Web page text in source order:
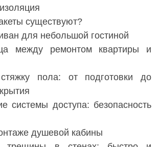
существуют?
для небольшой гостиной
между ремонтом квартиры и
пола: от подготовки до
системы доступа: безопасность
душевой кабины